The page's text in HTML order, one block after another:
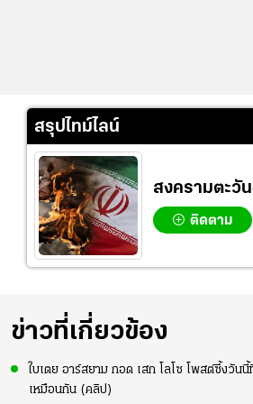
สรุปไทม์ไลน์
สงครามตะวั
ติดตาม
ข่าวที่เกี่ยวข้อง
ใบเตย อาร์สยาม กอด เสก โลโซ โพสต์ซึ้งวันนี้
เหมือนกัน (คลิป)